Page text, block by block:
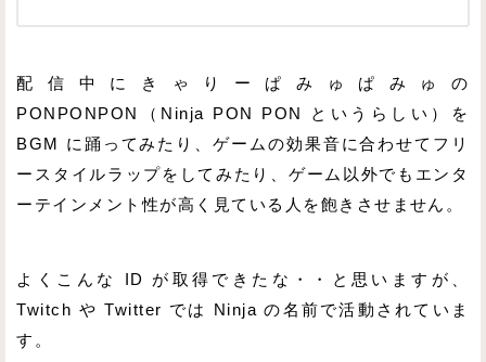
配信中にきゃりーぱみゅぱみゅの
PONPONPON（Ninja PON PON というらしい）を
BGM に踊ってみたり、ゲームの効果音に合わせてフリ
ースタイルラップをしてみたり、ゲーム以外でもエンタ
ーテインメント性が高く見ている人を飽きさせません。
よくこんな ID が取得できたな・・と思いますが、
Twitch や Twitter では Ninja の名前で活動されていま
す。